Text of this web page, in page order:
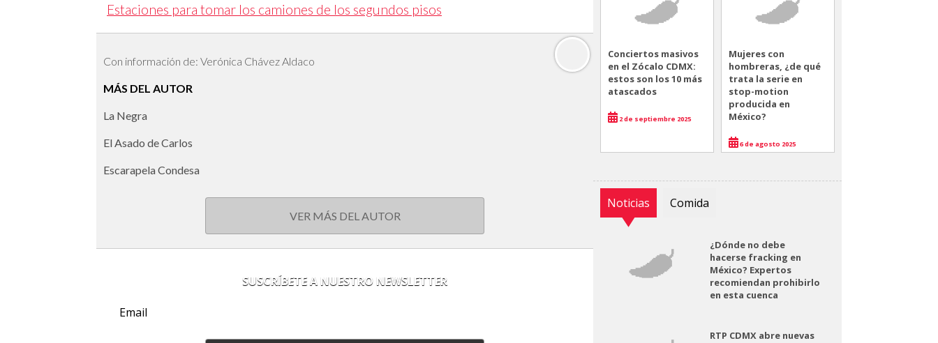
Estaciones para tomar los camiones de los segundos pisos
Con información de: Verónica Chávez Aldaco
MÁS DEL AUTOR
La Negra
El Asado de Carlos
Escarapela Condesa
VER MÁS DEL AUTOR
SUSCRÍBETE A NUESTRO NEWSLETTER
Conciertos masivos
en el Zócalo CDMX:
estos son los 10 más
atascados
2 de septiembre 2025
Mujeres con
hombreras, ¿de qué
trata la serie en
stop-motion
producida en
México?
6 de agosto 2025
Noticias Comida
¿Dónde no debe
hacerse fracking en
México? Expertos
recomiendan prohibirlo
en esta cuenca
RTP CDMX abre nuevas